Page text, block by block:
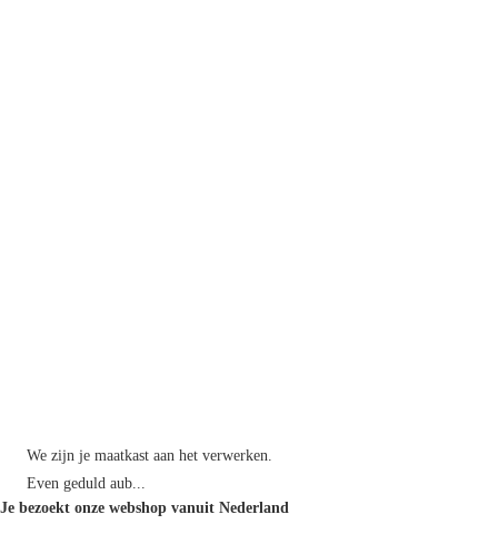
We zijn je maatkast aan het verwerken.
Even geduld aub...
Je bezoekt onze webshop vanuit Nederland